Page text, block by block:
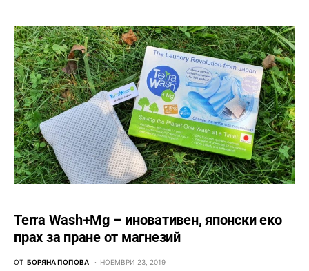
Terra Wash+Mg – иновативен, японски еко
прах за пране от магнезий
ОТ БОРЯНА ПОПОВА НОЕМВРИ 23, 2019